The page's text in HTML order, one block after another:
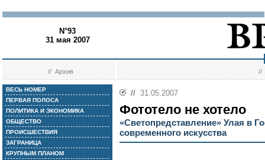
N°93
31 мая 2007
//Архив //
ВЕСЬ НОМЕР
ПЕРВАЯ ПОЛОСА
ПОЛИТИКА И ЭКОНОМИКА
ОБЩЕСТВО
ПРОИСШЕСТВИЯ
ЗАГРАНИЦА
КРУПНЫМ ПЛАНОМ
// 31.05.2007
Фототело не хотело
«Светопредставление» Улая в
современного искусства